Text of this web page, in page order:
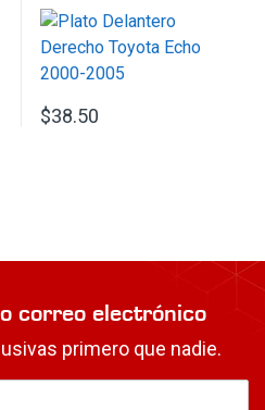
$38.50
correo electrónico
primero que nadie.